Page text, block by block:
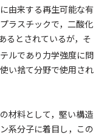
由来する再生可能な有
ラスチックで，二酸化
るとされているが，そ
ルであり力学強度に問
い捨て分野で使用され
材料として，堅い構造
系分子に着目し，この